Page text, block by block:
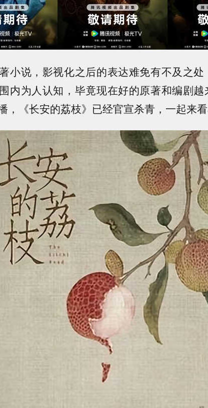
小说，影视化之后的表达难免有不及之
内为人认知，毕竟现在好的原著和编剧
，《长安的荔枝》已经官宣杀青，一起来看